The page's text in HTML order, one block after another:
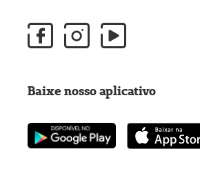
Baixe nosso aplicativo